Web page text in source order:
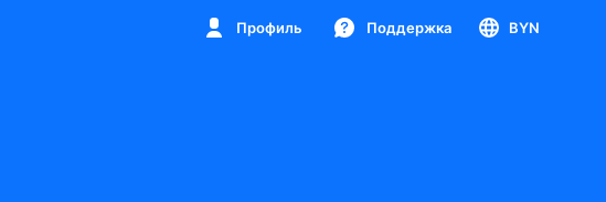
Профиль Поддержка BYN